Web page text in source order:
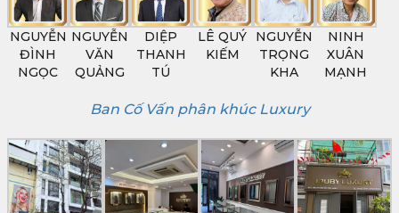
NGUYỄN
ĐÌNH
NGỌC
NGUYỄN
VĂN
QUẢNG
DIỆP
THANH
TÚ
LÊ QUÝ
KIẾM
NGUYỄN
TRỌNG
KHA
NINH
XUÂN
MẠNH
Ban Cố Vấn phân khúc Luxury